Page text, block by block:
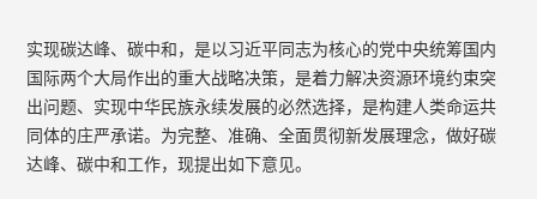
实现碳达峰、碳中和，是以习近平同志为核心的党中央统筹国内
国际两个大局作出的重大战略决策，是着力解决资源环境约束突
出问题、实现中华民族永续发展的必然选择，是构建人类命运共
同体的庄严承诺。为完整、准确、全面贯彻新发展理念，做好碳
达峰、碳中和工作，现提出如下意见。